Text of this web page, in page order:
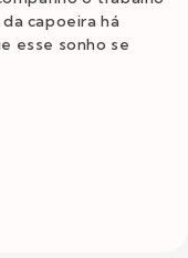
capoeira há
esse sonho se